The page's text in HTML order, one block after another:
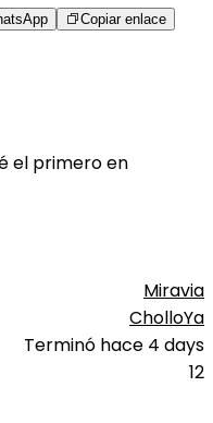
Copiar enlace
el primero en
Miravia
CholloYa
Terminó hace 4 days
12